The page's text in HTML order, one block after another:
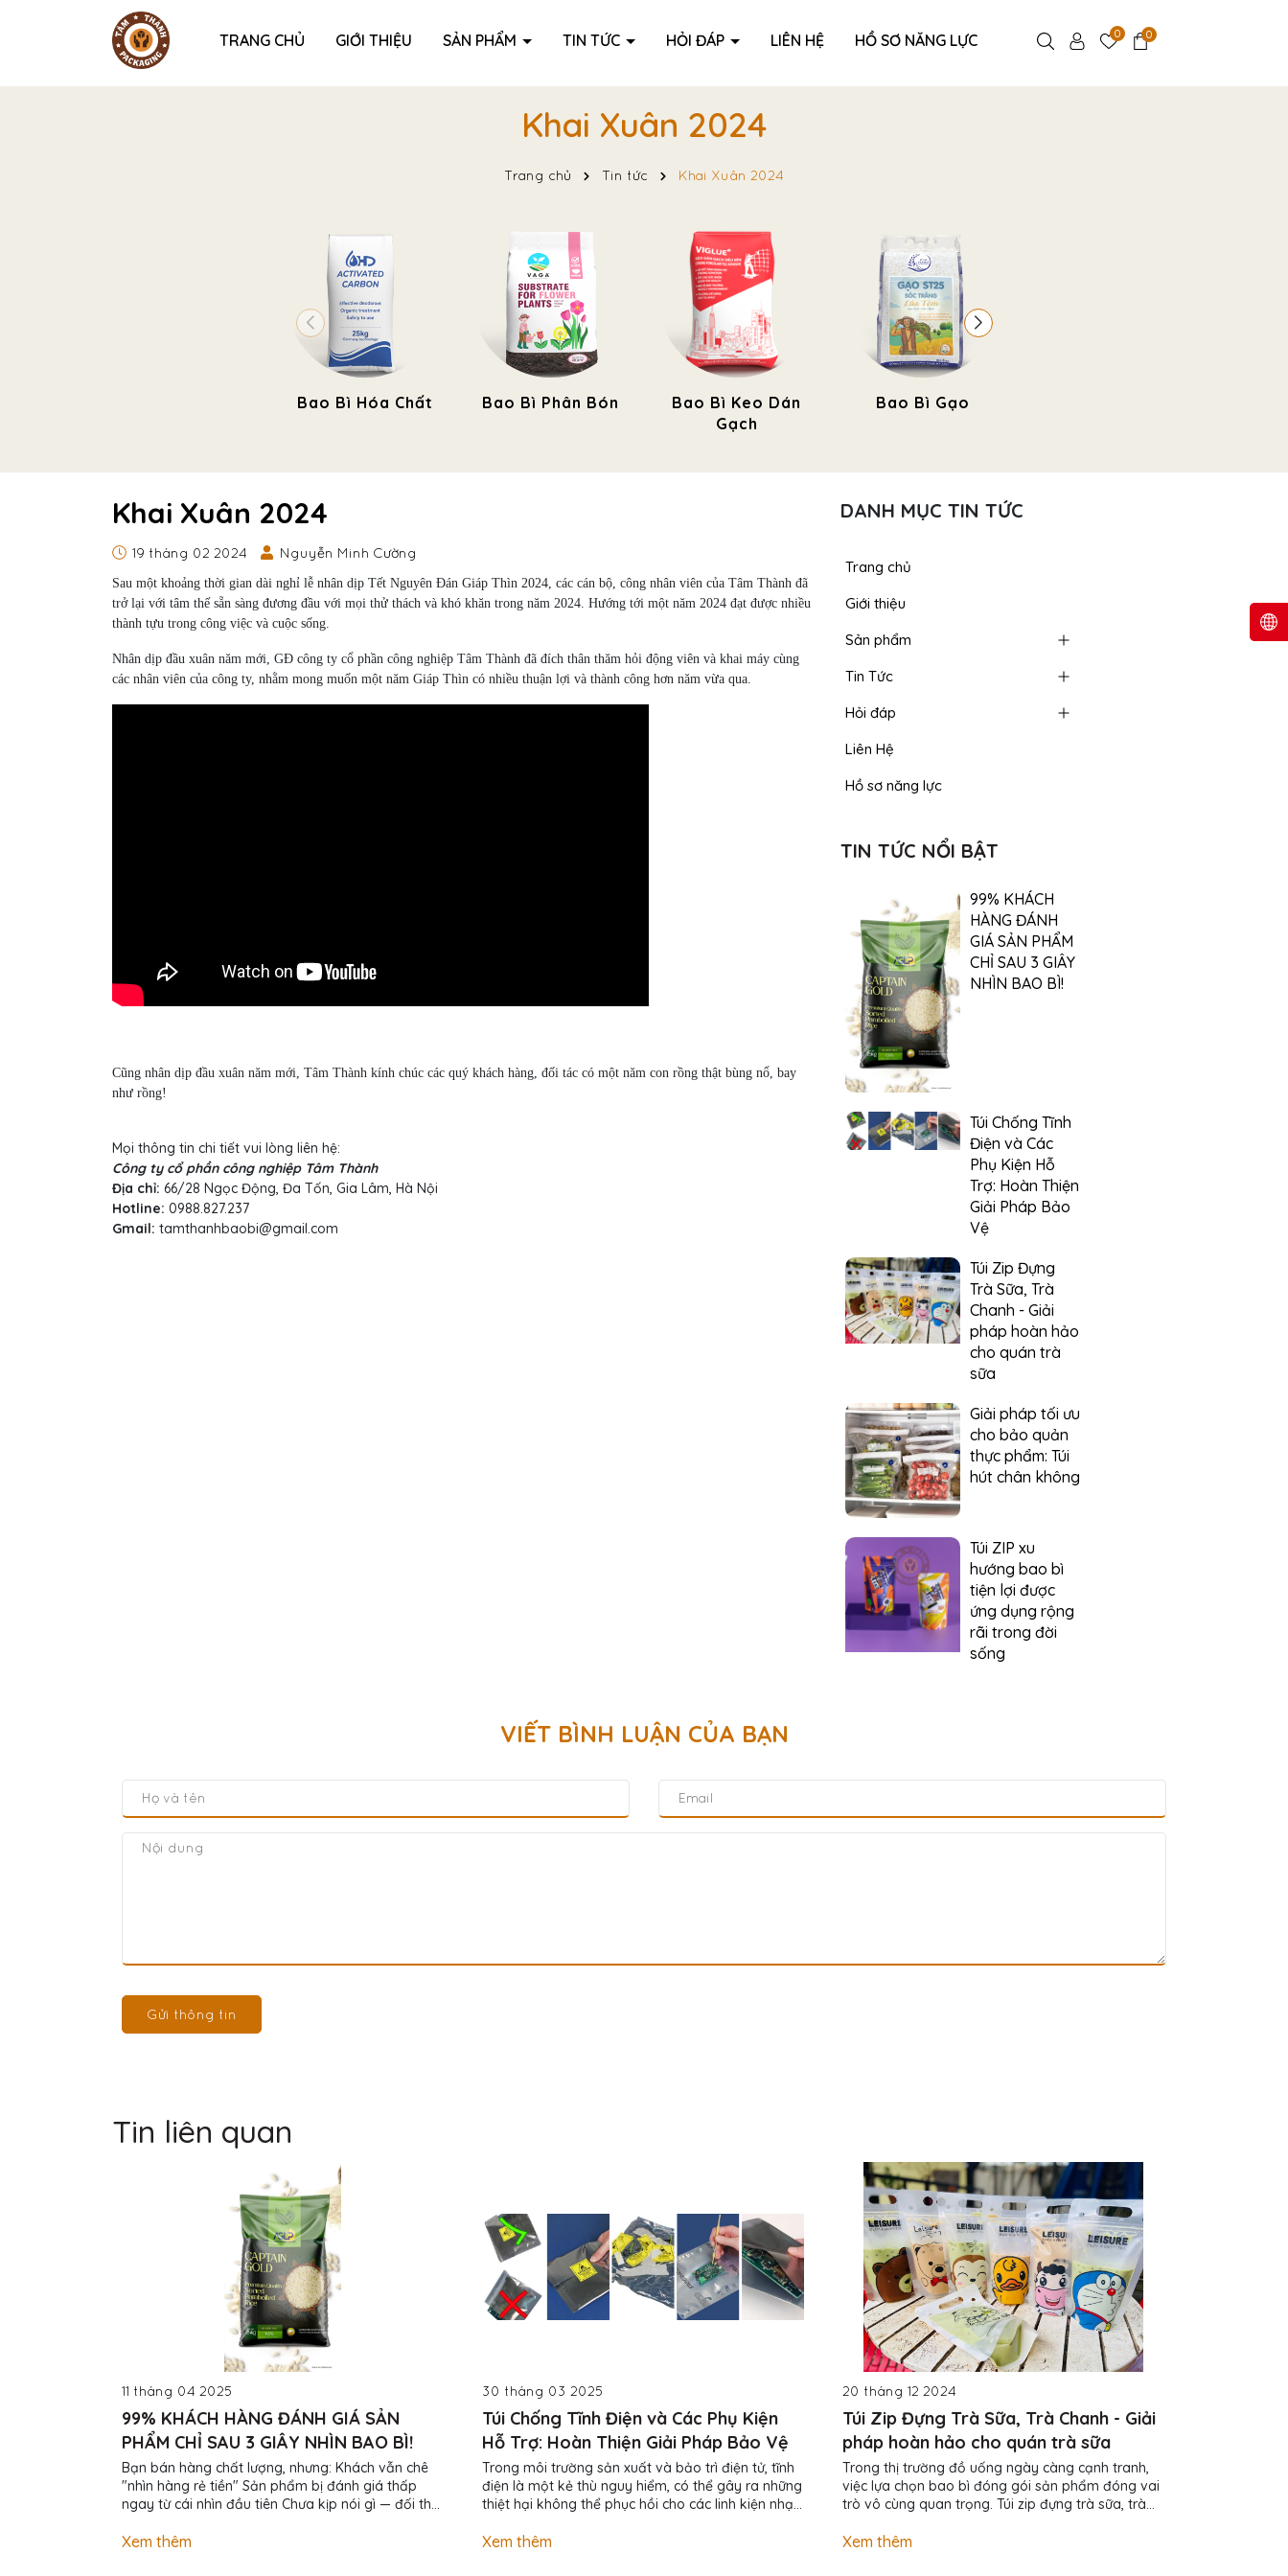
TRANG CHỦ GIỚI THIỆU SẢN PHẨM TIN TỨC HỎI ĐÁP LIÊN HỆ HỒ SƠ NĂNG LỰC 0 0
Khai Xuân 2024
Trang chủ Tin tức Khai Xuân 2024
Bao Bì Hóa Chất Bao Bì Phân Bón
Bao Bì Keo Dán
Gạch
Bao Bì Gạo
Khai Xuân 2024
19 tháng 02 2024 Nguyễn Minh Cường
Sau một khoảng thời gian dài nghỉ lễ nhân dịp Tết Nguyên Đán Giáp Thìn 2024, các cán bộ, công nhân viên của Tâm Thành đã
trở lại với tâm thế sẵn sàng đương đầu với mọi thử thách và khó khăn trong năm 2024. Hướng tới một năm 2024 đạt được nhiều
thành tựu trong công việc và cuộc sống.
Nhân dịp đầu xuân năm mới, GĐ công ty cổ phần công nghiệp Tâm Thành đã đích thân thăm hỏi động viên và khai máy cùng
các nhân viên của công ty, nhằm mong muốn một năm Giáp Thìn có nhiều thuận lợi và thành công hơn năm vừa qua.
Cũng nhân dịp đầu xuân năm mới, Tâm Thành kính chúc các quý khách hàng, đối tác có một năm con rồng thật bùng nổ, bay
như rồng!
Mọi thông tin chi tiết vui lòng liên hệ:
Công ty cổ phần công nghiệp Tâm Thành
Địa chỉ: 66/28 Ngọc Động, Đa Tốn, Gia Lâm, Hà Nội
Hotline: 0988.827.237
Gmail: tamthanhbaobi@gmail.com
DANH MỤC TIN TỨC
Trang chủ
Giới thiệu
Sản phẩm
Tin Tức
Hỏi đáp
Liên Hệ
Hồ sơ năng lực
TIN TỨC NỔI BẬT
99% KHÁCH
HÀNG ĐÁNH
GIÁ SẢN PHẨM
CHỈ SAU 3 GIÂY
NHÌN BAO BÌ!
Túi Chống Tĩnh
Điện và Các
Phụ Kiện Hỗ
Trợ: Hoàn Thiện
Giải Pháp Bảo
Vệ
Túi Zip Đựng
Trà Sữa, Trà
Chanh - Giải
pháp hoàn hảo
cho quán trà
sữa
Giải pháp tối ưu
cho bảo quản
thực phẩm: Túi
hút chân không
Túi ZIP xu
hướng bao bì
tiện lợi được
ứng dụng rộng
rãi trong đời
sống
VIẾT BÌNH LUẬN CỦA BẠN
Gửi thông tin
Tin liên quan
11 tháng 04 2025
99% KHÁCH HÀNG ĐÁNH GIÁ SẢN
PHẨM CHỈ SAU 3 GIÂY NHÌN BAO BÌ!
Bạn bán hàng chất lượng, nhưng: Khách vẫn chê
"nhìn hàng rẻ tiền" Sản phẩm bị đánh giá thấp
ngay từ cái nhìn đầu tiên Chưa kịp nói gì — đối thủ
bao bì làm mất tiền oan! Chúng tôi giúp bạn: Thiết
Xem thêm
30 tháng 03 2025
Túi Chống Tĩnh Điện và Các Phụ Kiện
Hỗ Trợ: Hoàn Thiện Giải Pháp Bảo Vệ
Trong môi trường sản xuất và bảo trì điện tử, tĩnh
điện là một kẻ thù nguy hiểm, có thể gây ra những
thiệt hại không thể phục hồi cho các linh kiện nhạy
chống tĩnh điện cần được kết hợp với các phụ kiện
Xem thêm
20 tháng 12 2024
Túi Zip Đựng Trà Sữa, Trà Chanh - Giải
pháp hoàn hảo cho quán trà sữa
Trong thị trường đồ uống ngày càng cạnh tranh,
việc lựa chọn bao bì đóng gói sản phẩm đóng vai
trò vô cùng quan trọng. Túi zip đựng trà sữa, trà
ngon mà còn góp phần nâng cao hình ảnh thương
Xem thêm